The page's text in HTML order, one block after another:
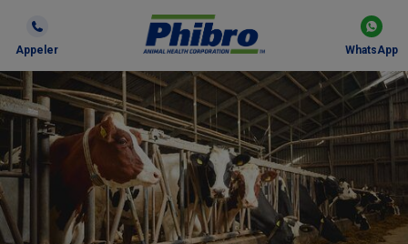
Appeler WhatsApp